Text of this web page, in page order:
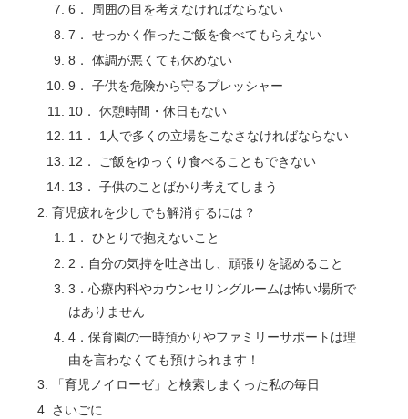
6． 周囲の目を考えなければならない
7． せっかく作ったご飯を食べてもらえない
8． 体調が悪くても休めない
9． 子供を危険から守るプレッシャー
10． 休憩時間・休日もない
11． 1人で多くの立場をこなさなければならない
12． ご飯をゆっくり食べることもできない
13． 子供のことばかり考えてしまう
育児疲れを少しでも解消するには？
1． ひとりで抱えないこと
2．自分の気持を吐き出し、頑張りを認めること
3．心療内科やカウンセリングルームは怖い場所で
はありません
4．保育園の一時預かりやファミリーサポートは理
由を言わなくても預けられます！
「育児ノイローゼ」と検索しまくった私の毎日
さいごに